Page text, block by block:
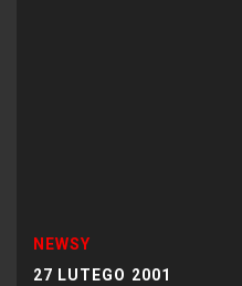
NEWSY
27 LUTEGO 2001